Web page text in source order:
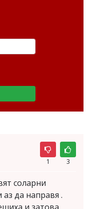
1 3
соларни
да направя .